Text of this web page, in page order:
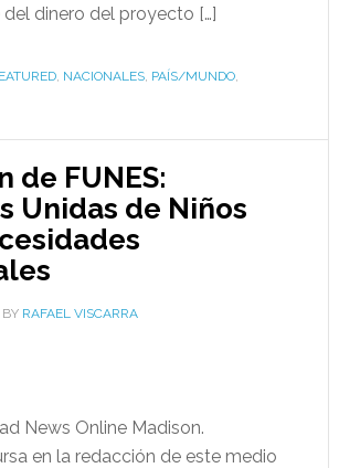
dinero del proyecto […]
, NACIONALES, PAÍS/MUNDO,
de FUNES:
Unidas de Niños
RAFAEL VISCARRA
News Online Madison.
en la redacción de este medio